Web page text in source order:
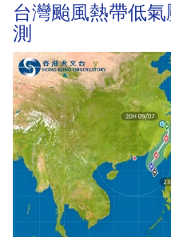
台灣颱風熱帶低
測